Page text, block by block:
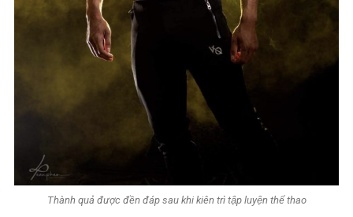
Thành quả được đền đáp sau khi kiên trì tập luyện thể thao